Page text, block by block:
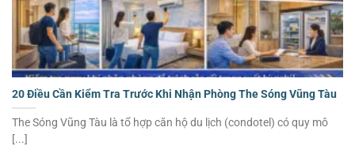
20 Điều Cần Kiểm Tra Trước Khi Nhận Phòng The Sóng Vũng Tàu
The Sóng Vũng Tàu là tổ hợp căn hộ du lịch (condotel) có quy mô
[...]